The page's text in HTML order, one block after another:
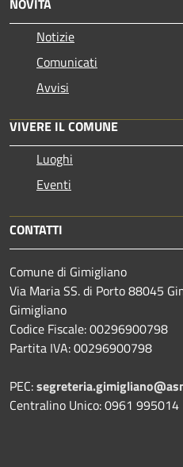
NOVITÀ
Notizie
Comunicati
Avvisi
VIVERE IL COMUNE
Luoghi
Eventi
CONTATTI
Comune di Gimigliano
Via Maria SS. di Porto 88045
Gimigliano
Codice Fiscale: 00296900798
Partita IVA: 00296900798
PEC:
Centralino Unico: 0961 995014